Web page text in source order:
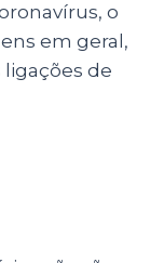
o
em geral,
de